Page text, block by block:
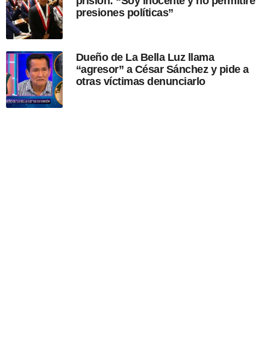
presiones políticas”
Dueño de La Bella Luz llama
“agresor” a César Sánchez y pide a
otras víctimas denunciarlo